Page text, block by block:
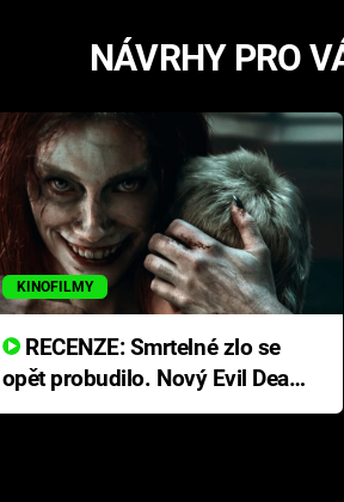
NÁVRHY PRO
KINOFILMY
RECENZE: Smrtelné zlo se
opět probudilo. Nový Evil Dead
přichází s neodolatelnou